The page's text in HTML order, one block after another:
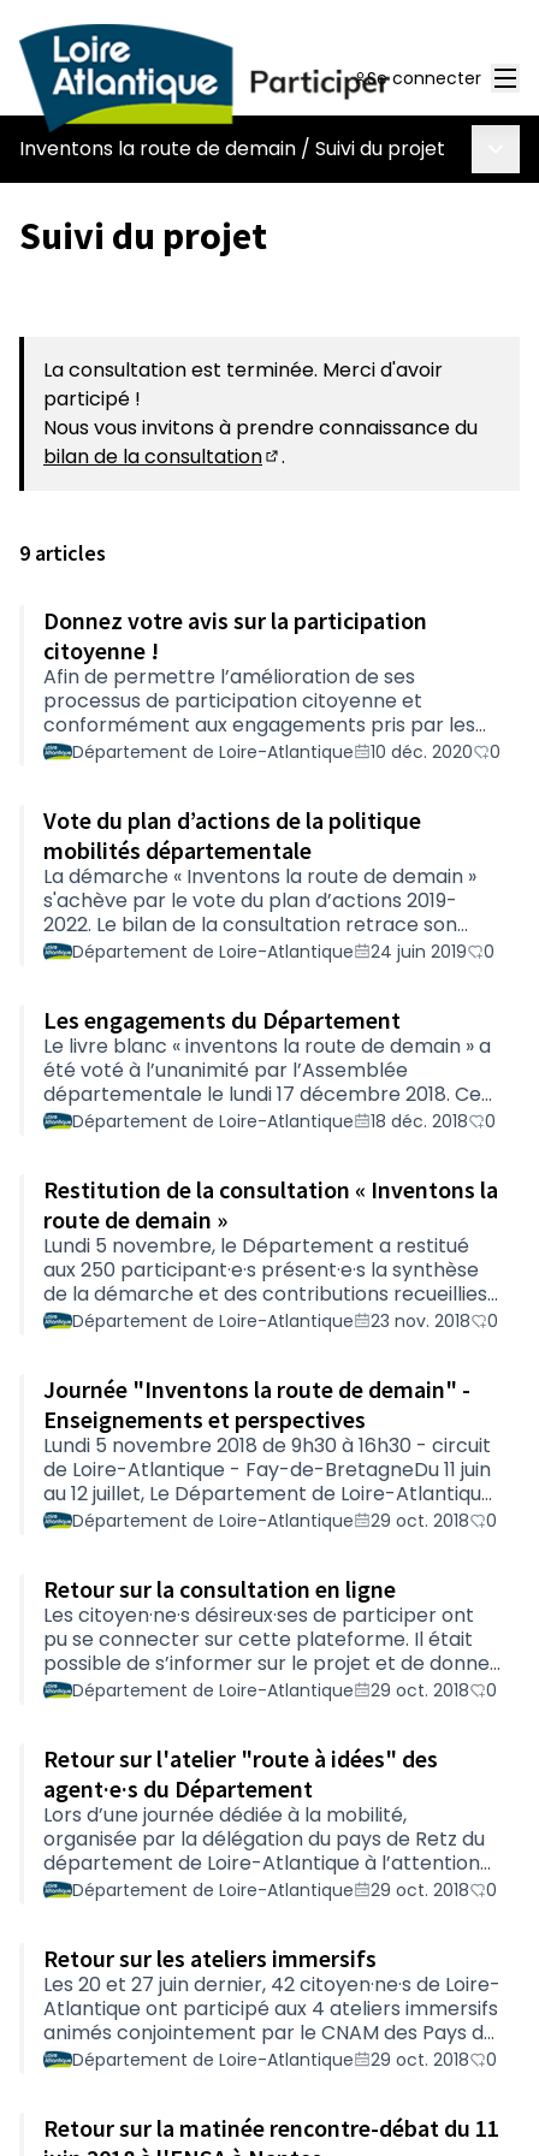
Se connecter
Inventons la route de demain / Suivi du projet
Suivi du projet
La consultation est terminée. Merci d'avoir
participé !
Nous vous invitons à prendre connaissance du
bilan de la consultation
.
9 articles
Donnez votre avis sur la participation
citoyenne !
Afin de permettre l’amélioration de ses
processus de participation citoyenne et
conformément aux engagements pris par les
élu.e.s, le Département procède à une
participé à un des projets, merci de répondre à
ce questionnaire, afin de nous faire part de
votre avis et de vos suggestions
d’amélioration.Cela vous prendra environ 3
minutes.
Département de Loire-Atlantique 10 déc. 2020 0
Vote du plan d’actions de la politique
mobilités départementale
La démarche « Inventons la route de demain »
s'achève par le vote du plan d’actions 2019-
2022. Le bilan de la consultation retrace son
déroulement et les suites données par le
l’élaboration de l’Engagement départemental
pour des déplacements partagés, sécurisés et
durables.
Département de Loire-Atlantique 24 juin 2019 0
Les engagements du Département
Le livre blanc « inventons la route de demain » a
été voté à l’unanimité par l’Assemblée
départementale le lundi 17 décembre 2018. Ce
document présente le bilan de la consultation
routière départementale. Accéder au livre
blanc de la démarche "Inventons la route de
demain"
Département de Loire-Atlantique 18 déc. 2018 0
Restitution de la consultation « Inventons la
route de demain »
Lundi 5 novembre, le Département a restitué
aux 250 participant·e·s présent·e·s la synthèse
de la démarche et des contributions recueillies.
Il a présenté les 11 projets d’engagements
sur les enjeux de la mobilité de demain, par
Stéphane Schultz. Cet évènement a également
permis de découvrir de nombreux partenaires
et de participer à diverses animations et
expérimentations.Retrouvez le compte rendu
de la jou…
Département de Loire-Atlantique 23 nov. 2018 0
Journée "Inventons la route de demain" -
Enseignements et perspectives
Lundi 5 novembre 2018 de 9h30 à 16h30 - circuit
de Loire-Atlantique - Fay-de-BretagneDu 11 juin
au 12 juillet, Le Département de Loire-Atlantique
a mené une démarche de consultation
enseignements, le Département invite
l’ensemble des acteur·rice·s de cette
consultation à une journée de restitution sur le
circuit de Loire-Atlantique à Fay-de-
Bretagne.Plusieurs temps forts animeront cette
journée : restitut…
Département de Loire-Atlantique 29 oct. 2018 0
Retour sur la consultation en ligne
Les citoyen·ne·s désireux·ses de participer ont
pu se connecter sur cette plateforme. Il était
possible de s’informer sur le projet et de donner
son avis et ses idées pour aider le Département
2018 les citoyen·ne·s ont pu: Soutenir les
propositions ; Commenter les propositions déjà
postées ; Poster leurs propositions. Retrouvez le
compte-rendu des contributions postées sur la
plateforme.
Département de Loire-Atlantique 29 oct. 2018 0
Retour sur l'atelier "route à idées" des
agent·e·s du Département
Lors d’une journée dédiée à la mobilité,
organisée par la délégation du pays de Retz du
département de Loire-Atlantique à l’attention
de ses agent·e·s, chacun·e a pu participer à un
départementales et les ont priorisées à l’aide
de deux gommettes (matérialisé sur le
compte-rendu par le nombre d’étoiles indiqué à
côté du titre des propositions officielles).
Ensuite chacun·e était invité·e à rédiger…
Département de Loire-Atlantique 29 oct. 2018 0
Retour sur les ateliers immersifs
Les 20 et 27 juin dernier, 42 citoyen·ne·s de Loire-
Atlantique ont participé aux 4 ateliers immersifs
animés conjointement par le CNAM des Pays de
la Loire et Sennse, agence spécialisée en
participant·e·s organisé·e·s en sous-groupes,ont
Département de Loire-Atlantique 29 oct. 2018 0
Retour sur la matinée rencontre-débat du 11